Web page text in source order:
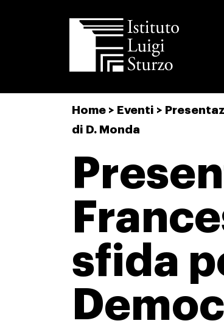
Istituto
Luigi
Sturzo
Home > Eventi >
di D. Monda
sfida